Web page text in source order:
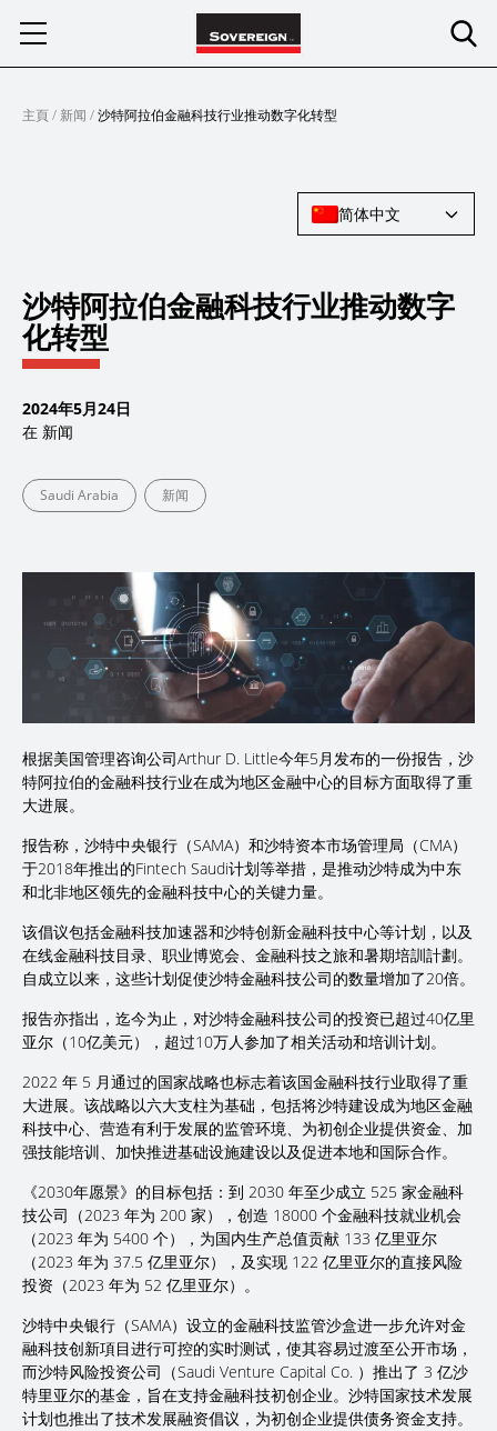
主頁/ 新闻 /沙特阿拉伯金融科技行业推动数字化转型
简体中文
沙特阿拉伯金融科技行业推动数字
化转型
2024年5月24日
在 新闻
Saudi Arabia 新闻
根据美国管理咨询公司Arthur D. Little今年5月发布的一份报告，沙
特阿拉伯的金融科技行业在成为地区金融中心的目标方面取得了重
大进展。
报告称，沙特中央银行（SAMA）和沙特资本市场管理局（CMA）
于2018年推出的Fintech Saudi计划等举措，是推动沙特成为中东
和北非地区领先的金融科技中心的关键力量。
该倡议包括金融科技加速器和沙特创新金融科技中心等计划，以及
在线金融科技目录、职业博览会、金融科技之旅和暑期培訓計劃。
自成立以来，这些计划促使沙特金融科技公司的数量增加了20倍。
报告亦指出，迄今为止，对沙特金融科技公司的投资已超过40亿里
亚尔（10亿美元），超过10万人参加了相关活动和培训计划。
2022 年 5 月通过的国家战略也标志着该国金融科技行业取得了重
大进展。该战略以六大支柱为基础，包括将沙特建设成为地区金融
科技中心、营造有利于发展的监管环境、为初创企业提供资金、加
强技能培训、加快推进基础设施建设以及促进本地和国际合作。
《2030年愿景》的目标包括：到 2030 年至少成立 525 家金融科
技公司（2023 年为 200 家），创造 18000 个金融科技就业机会
（2023 年为 5400 个），为国内生产总值贡献 133 亿里亚尔
（2023 年为 37.5 亿里亚尔），及实现 122 亿里亚尔的直接风险
投资（2023 年为 52 亿里亚尔）。
沙特中央银行（SAMA）设立的金融科技监管沙盒进一步允许对金
融科技创新項目进行可控的实时测试，使其容易过渡至公开市场，
而沙特风险投资公司（Saudi Venture Capital Co. ）推出了 3 亿沙
特里亚尔的基金，旨在支持金融科技初创企业。沙特国家技术发展
计划也推出了技术发展融资倡议，为初创企业提供债务资金支持。